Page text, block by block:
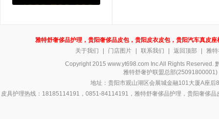
雅特舒奢侈品护理，贵阳奢侈品皮包，贵阳皮衣皮包，贵阳汽车真皮
关于我们
门店图片 联系我们 返回顶部
雅
Copyright 2015 www.yt698.com Inc All Rights Reserved.
雅特舒奢护联盟总部
地址：贵阳市观山湖区会展城金融101大厦A座
皮具护理热线：18185114191，0851-84114191，雅特舒奢侈品护理，贵阳奢侈